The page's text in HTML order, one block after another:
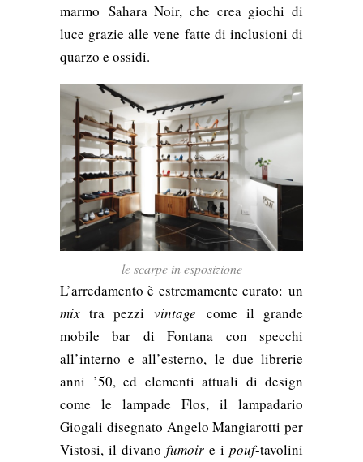
marmo Sahara Noir, che crea giochi di
luce grazie alle vene fatte di inclusioni di
quarzo e ossidi.
le scarpe in esposizione
L’arredamento è estremamente curato: un
mix tra pezzi vintage
come il grande
mobile bar di Fontana con specchi
all’interno e all’esterno, le due librerie
anni ’50, ed elementi attuali di design
come le lampade Flos, il lampadario
Giogali disegnato Angelo Mangiarotti per
Vistosi, il divano fumoir e i pouf-tavolini